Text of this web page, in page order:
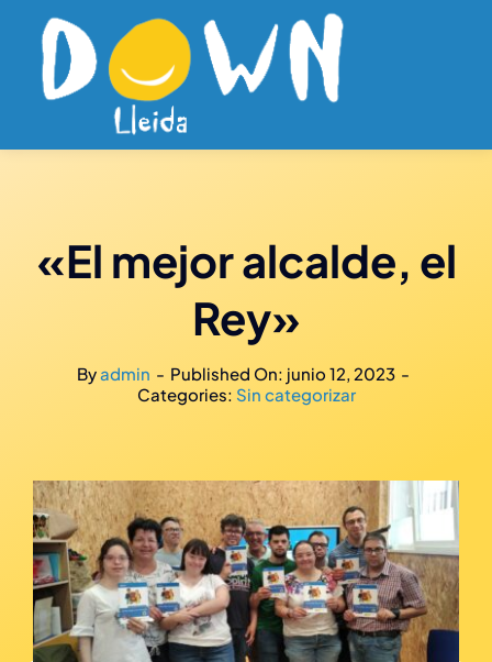
Saltar
contenido
«El mejor alcalde, el
Rey»
Byadmin - Published On: junio 12, 2023 -
Categories: Sin categorizar